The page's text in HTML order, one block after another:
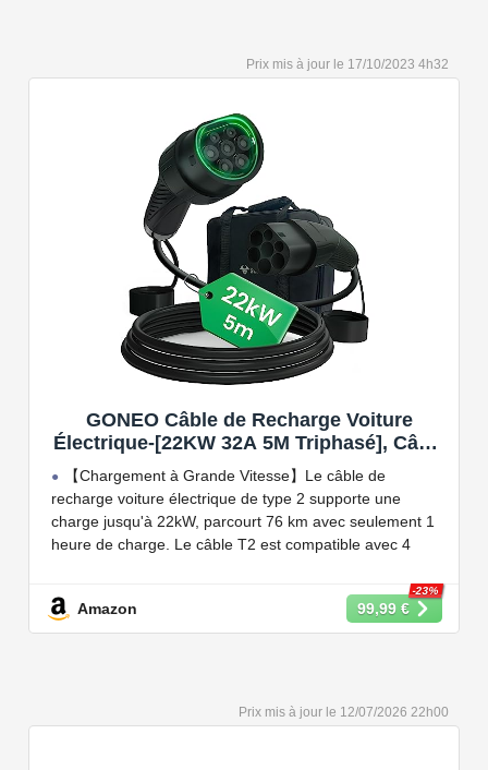
Capacité de charge à puissance réglable jusqu'à 22
kW. Câble de charge Type 2 de 5 ou 7 mètres de long.
Compatible avec tous les compteurs d'énergie Wallbox
permettant d'éviter les pannes de courant, les surprises
sur vos factures d'énergie et de charger votre VE avec
vos panneaux solaires.
17/10/2023 4h32
GONEO Câble de Recharge Voiture
Électrique-[22KW 32A 5M Triphasé], Câble
Type 2 à Type 2 EV/PHEV, Câble T2 avec
Sac de Transport, Compatible avec Model
3/S/X/Y, e-208, ID.5, E-Tron, IONIQ 5, Zoe,
etc
【Chargement à Grande Vitesse】Le câble de
recharge voiture électrique de type 2 supporte une
charge jusqu'à 22kW, parcourt 76 km avec seulement 1
heure de charge. Le câble T2 est compatible avec 4
【Conception Sécurisée】Nos câbles type 2 vous
de recharge de type 1, CCS1, CHAdeMO et GB/T.
Amazon 99,99 €
-23%
12/07/2026 22h00